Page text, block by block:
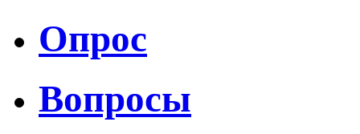
Опрос
Вопросы